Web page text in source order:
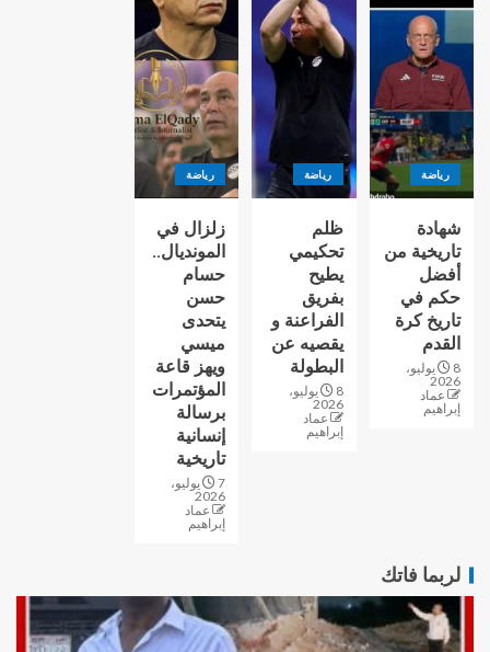
رياضة
شهادة
تاريخية من
أفضل
حكم في
تاريخ كرة
القدم
8 يوليو،
2026
عماد
إبراهيم
رياضة
ظلم
تحكيمي
يطيح
بفريق
الفراعنة و
يقصيه عن
البطولة
8 يوليو،
2026
عماد
إبراهيم
رياضة
زلزال في
المونديال..
حسام
حسن
يتحدى
ميسي
ويهز قاعة
المؤتمرات
برسالة
إنسانية
تاريخية
7 يوليو،
2026
عماد
إبراهيم
لربما فاتك